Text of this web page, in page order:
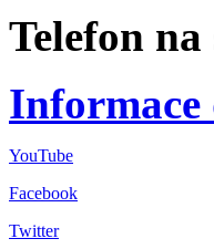
Telefon
Informace
YouTube
Facebook
Twitter